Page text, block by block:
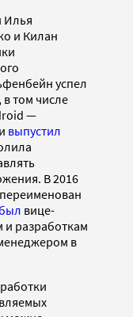
Илья
и Килан
успел
в том числе
—
выпустил
В 2016
вице-
и разработкам
в